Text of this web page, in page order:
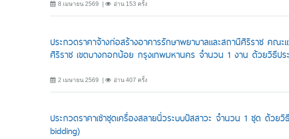
8 เมษายน 2569 อ่าน 153 ครั้ง
ประกวดราคาจ้างก่อสร้างอาคารรักษาพยาบาลและสถานีศิริราช คณ
ศิริราช เขตบางกอกน้อย กรุงเทพมหานคร จำนวน 1 งาน ด้วยวิธีป
2 เมษายน 2569 อ่าน 407 ครั้ง
ประกวดราคาเช่าชุดเครื่องสลายนิ่วระบบปัสสาวะ จำนวน 1 ชุด ด้วย
bidding)